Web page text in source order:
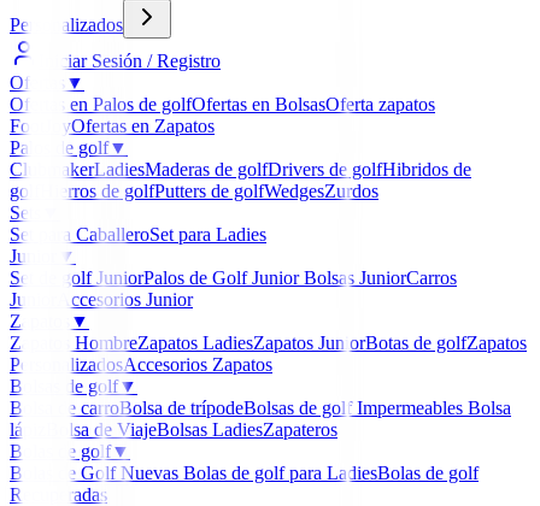
Personalizados
Iniciar Sesión / Registro
Ofertas ▼
Ofertas en Palos de golfOfertas en BolsasOferta zapatos
FootJoyOfertas en Zapatos
Palos de golf▼
ClubmakerLadiesMaderas de golfDrivers de golfHibridos de
golf
Hierros de golfPutters de golfWedgesZurdos
Sets
Set para CaballeroSet para Ladies
Junior
▼
Set de golf JuniorPalos de Golf JuniorBolsas JuniorCarros
Junior
Accesorios Junior
Zapatos
▼
Zapatos HombreZapatos LadiesZapatos JuniorBotas de golfZapatos
PersonalizadosAccesorios Zapatos
Bolsas de golf▼
Bolsa de carroBolsa de trípodeBolsas de golf Impermeables Bolsa
lápiz
Bolsa de ViajeBolsas LadiesZapateros
Bolas de golf▼
Bolas de Golf Nuevas Bolas de golf para LadiesBolas de golf
Recuperadas